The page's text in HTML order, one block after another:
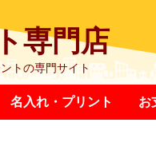
専門店
トの専門サイト
名入れ・プリント お